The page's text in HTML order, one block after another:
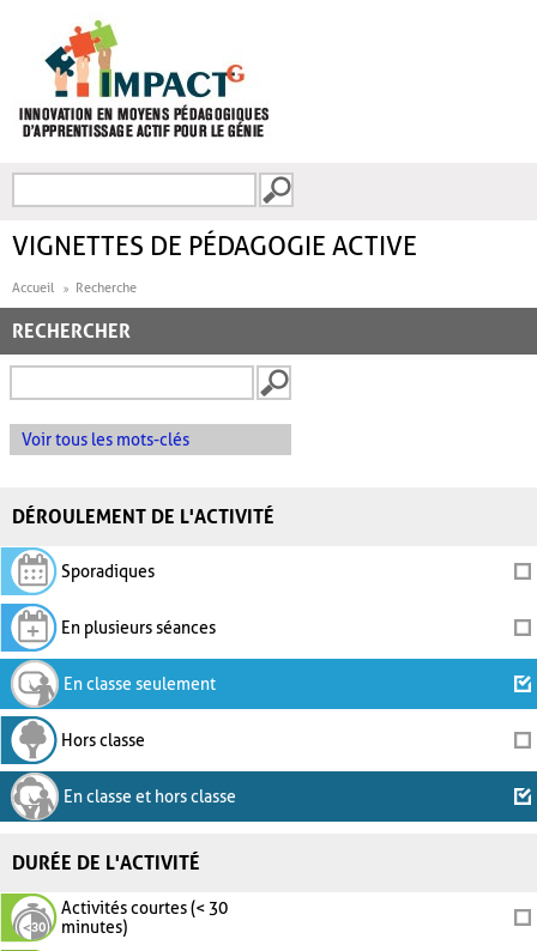
FORMULAIRE DE
VIGNETTES DE PÉDAGOGIE ACTIVE
Accueil Recherche
RECHERCHER
Voir tous les mots-clés
DÉROULEMENT DE L'ACTIVITÉ
Sporadiques
En plusieurs séances
En classe seulement
Hors classe
En classe et hors classe
DURÉE DE L'ACTIVITÉ
Activités courtes (< 30
minutes)